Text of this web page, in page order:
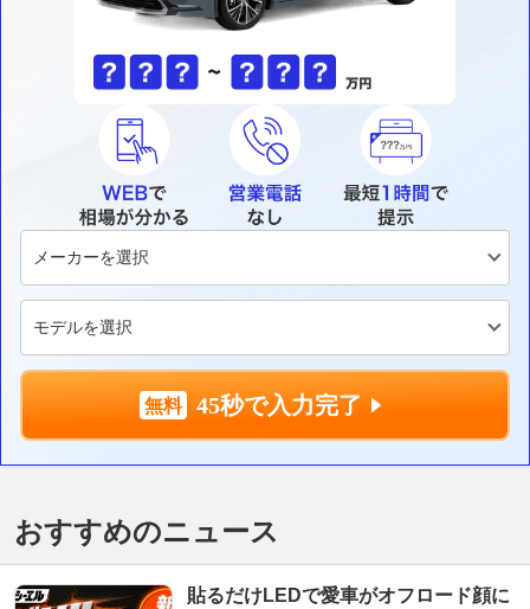
45秒で入力完了
おすすめのニュース
貼るだけLEDで愛車がオフロード顔に